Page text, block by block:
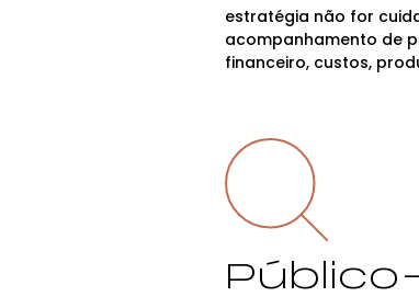
estratégia não for
acompanhamento de
financeiro, custos,